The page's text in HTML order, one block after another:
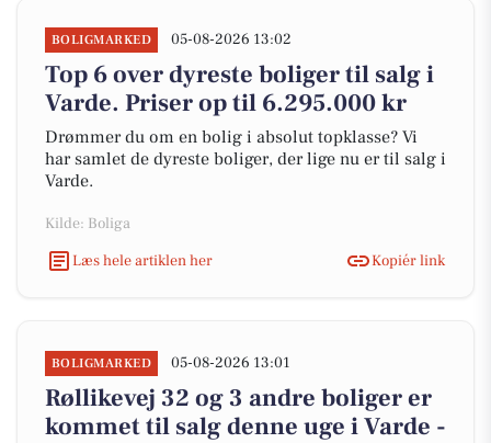
BOLIGMARKED 05-08-2026 13:02
Top 6 over dyreste boliger til salg i
Varde. Priser op til 6.295.000 kr
Drømmer du om en bolig i absolut topklasse? Vi
har samlet de dyreste boliger, der lige nu er til salg i
Varde.
Kilde: Boliga
Læs hele artiklen her
Kopiér link
BOLIGMARKED 05-08-2026 13:01
Røllikevej 32 og 3 andre boliger er
kommet til salg denne uge i Varde -